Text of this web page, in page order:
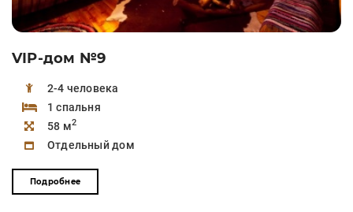
VIP-дом №9
2-4 человека
1 спальня
58 м2
Отдельный дом
Подробнее